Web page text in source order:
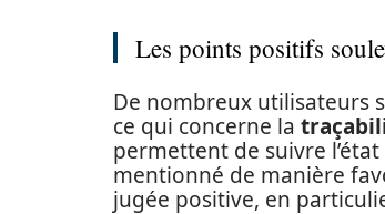
Les points positifs
De nombreux utilisateurs
ce qui concerne la
permettent de suivre
mentionné de manière
jugée positive, en